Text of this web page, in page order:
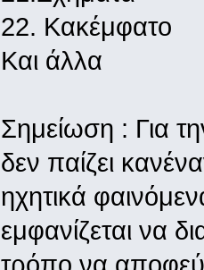
22. Κακέμφατο
Και άλλα
Σημείωση : Για
δεν παίζει
ηχητικά
εμφανίζεται να